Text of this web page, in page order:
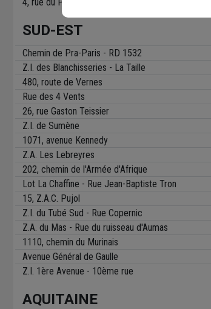
SUD-EST
Chemin de Pra-Paris - RD 1532
Z.I. des Blanchisseries - La Taille
480, route de Vernes
Rue des 4 Vents
26, rue Gaston Teissier
Z.I. de Sumène
1071, avenue Kennedy
Z.A. Les Lebreyres
202, chemin de l'Armée d'Afrique
Lot La Chaffine - Rue Jean-Baptiste Tron
15, Z.A.C. Pujol
Z.I. du Tubé Sud - Rue Copernic
Z.A. du Mas - Rue du ruisseau d'Aumas
1110, chemin du Murinais
Avenue Général de Gaulle
Z.I. 1ère Avenue - 10ème rue
AQUITAINE